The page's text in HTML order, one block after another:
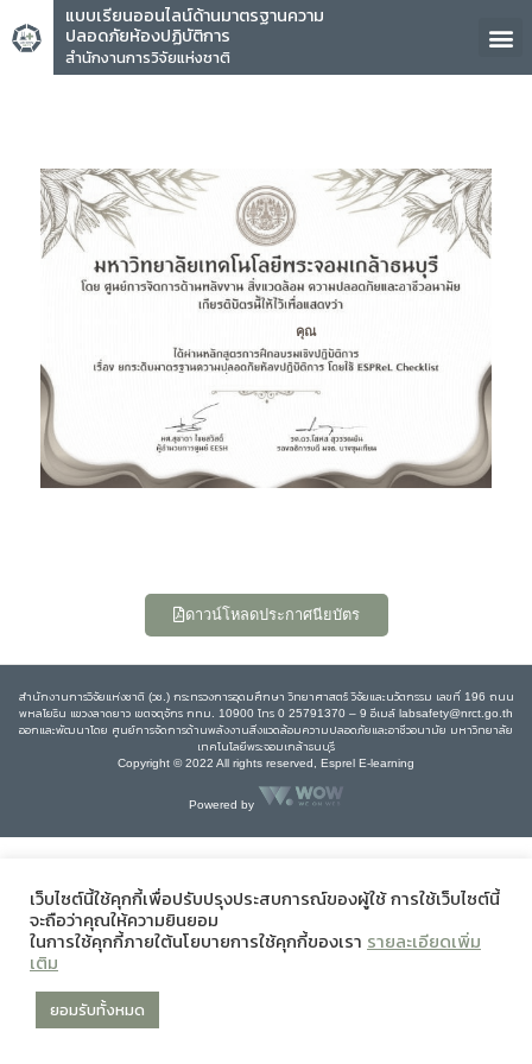
แบบเรียนออนไลน์ด้านมาตรฐานความ
ปลอดภัยห้องปฏิบัติการ
สำนักงานการวิจัยแห่งชาติ
คุณ
ดาวน์โหลดประกาศนียบัตร
สำนักงานการวิจัยแห่งชาติ (วช.) กระทรวงการอุดมศึกษา วิทยาศาสตร์ วิจัยและนวัตกรรม เลขที่ 196 ถนน
พหลโยธิน แขวงลาดยาว เขตจตุจักร กทม. 10900 โทร 0 25791370 – 9 อีเมล์ labsafety@nrct.go.th
ออกและพัฒนาโดย ศูนย์การจัดการด้านพลังงานสิ่งแวดล้อมความปลอดภัยและอาชีวอนามัย มหาวิทยาลัย
เทคโนโลยีพระจอมเกล้าธนบุรี
Copyright © 2022 All rights reserved, Esprel E-learning
Powered by
เว็บไซต์นี้ใช้คุกกี้เพื่อปรับปรุงประสบการณ์ของผู้ใช้ การใช้เว็บไซต์นี้
จะถือว่าคุณให้ความยินยอม
ในการใช้คุกกี้ภายใต้นโยบายการใช้คุกกี้ของเรา รายละเอียดเพิ่ม
เติม
ยอมรับทั้งหมด